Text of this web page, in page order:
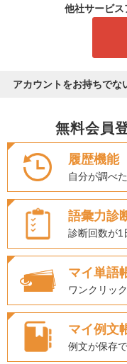
他社サービ
アカウントをお持ちでな
無料会員
履歴機能
自分が調べ
語彙力診
診断回数が1
マイ単語
ワンクリッ
マイ例文
例文が保存